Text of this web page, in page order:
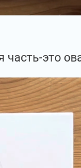
часть-это